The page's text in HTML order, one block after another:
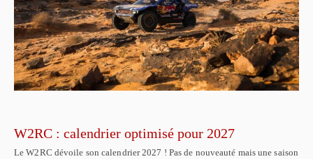
W2RC : calendrier optimisé pour 2027
Le W2RC dévoile son calendrier 2027 ! Pas de nouveauté mais une saison